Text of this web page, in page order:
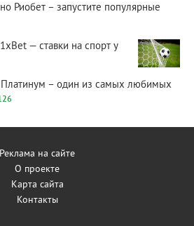
Риобет – запустите популярные
— ставки на спорт у
Платинум – один из самых любимых
Реклама на сайте
О проекте
Карта сайта
Контакты